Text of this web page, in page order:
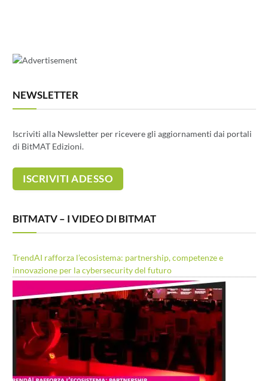
NEWSLETTER
Iscriviti alla Newsletter per ricevere gli aggiornamenti dai portali
di BitMAT Edizioni.
BITMATV – I VIDEO DI BITMAT
TrendAI rafforza l’ecosistema: partnership, competenze e
innovazione per la cybersecurity del futuro